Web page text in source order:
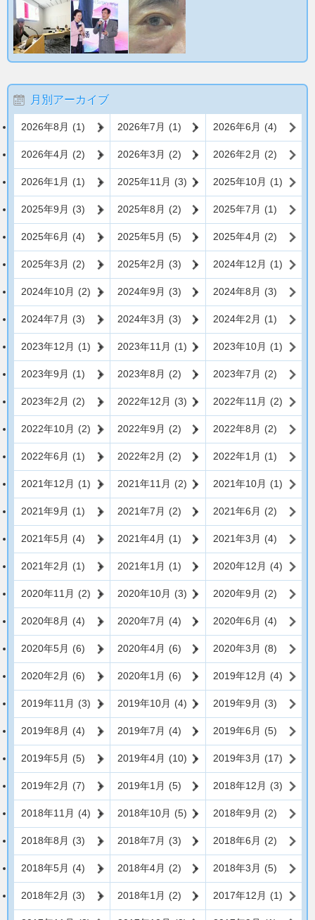
月別アーカイブ
2026年8月 (1) 2026年7月 (1) 2026年6月 (4)
2026年4月 (2) 2026年3月 (2) 2026年2月 (2)
2026年1月 (1) 2025年11月 (3) 2025年10月 (1)
2025年9月 (3) 2025年8月 (2) 2025年7月 (1)
2025年6月 (4) 2025年5月 (5) 2025年4月 (2)
2025年3月 (2) 2025年2月 (3) 2024年12月 (1)
2024年10月 (2) 2024年9月 (3) 2024年8月 (3)
2024年7月 (3) 2024年3月 (3) 2024年2月 (1)
2023年12月 (1) 2023年11月 (1) 2023年10月 (1)
2023年9月 (1) 2023年8月 (2) 2023年7月 (2)
2023年2月 (2) 2022年12月 (3) 2022年11月 (2)
2022年10月 (2) 2022年9月 (2) 2022年8月 (2)
2022年6月 (1) 2022年2月 (2) 2022年1月 (1)
2021年12月 (1) 2021年11月 (2) 2021年10月 (1)
2021年9月 (1) 2021年7月 (2) 2021年6月 (2)
2021年5月 (4) 2021年4月 (1) 2021年3月 (4)
2021年2月 (1) 2021年1月 (1) 2020年12月 (4)
2020年11月 (2) 2020年10月 (3) 2020年9月 (2)
2020年8月 (4) 2020年7月 (4) 2020年6月 (4)
2020年5月 (6) 2020年4月 (6) 2020年3月 (8)
2020年2月 (6) 2020年1月 (6) 2019年12月 (4)
2019年11月 (3) 2019年10月 (4) 2019年9月 (3)
2019年8月 (4) 2019年7月 (4) 2019年6月 (5)
2019年5月 (5) 2019年4月 (10) 2019年3月 (17)
2019年2月 (7) 2019年1月 (5) 2018年12月 (3)
2018年11月 (4) 2018年10月 (5) 2018年9月 (2)
2018年8月 (3) 2018年7月 (3) 2018年6月 (2)
2018年5月 (4) 2018年4月 (2) 2018年3月 (5)
2018年2月 (3) 2018年1月 (2) 2017年12月 (1)